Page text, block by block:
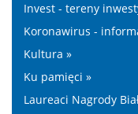
Invest - tereny
Koronawirus -
Kultura »
Ku pamięci »
Laureaci Nagrody